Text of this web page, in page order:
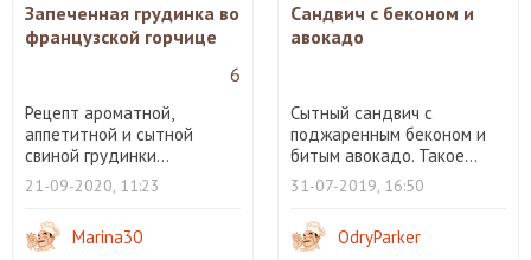
Запеченная грудинка во
французской горчице
6
Рецепт ароматной,
аппетитной и сытной
свиной грудинки...
21-09-2020, 11:23
Marina30
Сандвич с беконом и
авокадо
Сытный сандвич с
поджаренным беконом и
битым авокадо. Такое...
31-07-2019, 16:50
OdryParker